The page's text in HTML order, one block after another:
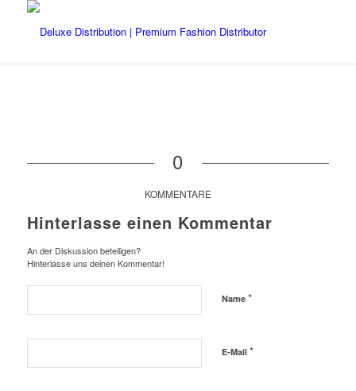
0
KOMMENTARE
Hinterlasse einen Kommentar
An der Diskussion beteiligen?
Hinterlasse uns deinen Kommentar!
Name *
E-Mail *